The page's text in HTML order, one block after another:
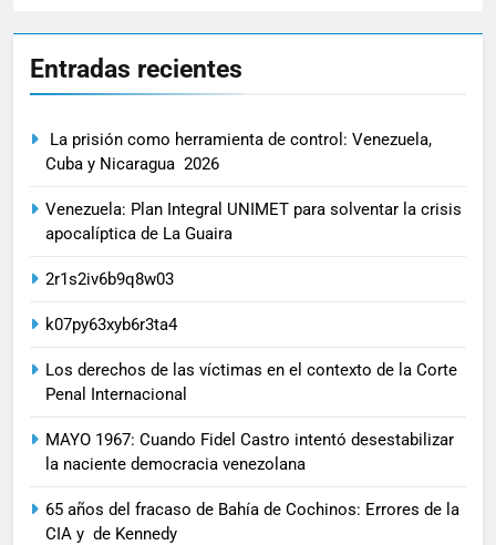
Entradas recientes
La prisión como herramienta de control: Venezuela,
Cuba y Nicaragua 2026
Venezuela: Plan Integral UNIMET para solventar la crisis
apocalíptica de La Guaira
2r1s2iv6b9q8w03
k07py63xyb6r3ta4
Los derechos de las víctimas en el contexto de la Corte
Penal Internacional
MAYO 1967: Cuando Fidel Castro intentó desestabilizar
la naciente democracia venezolana
65 años del fracaso de Bahía de Cochinos: Errores de la
CIA y de Kennedy